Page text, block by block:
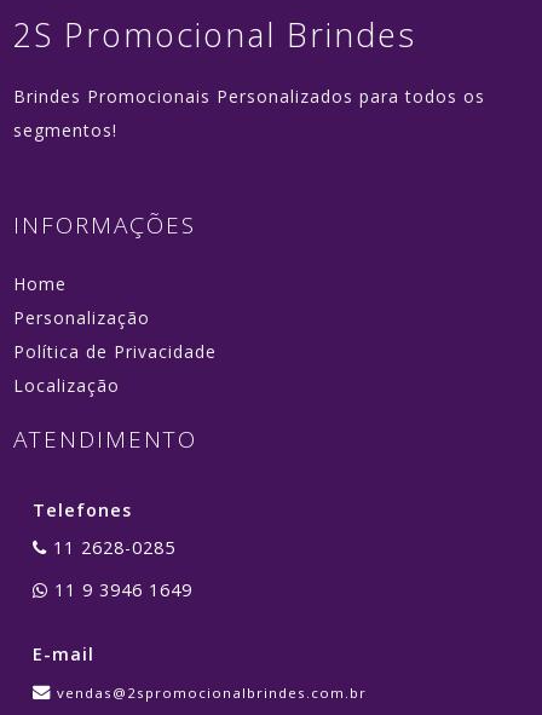
2S Promocional Brindes
Brindes Promocionais Personalizados para todos os
segmentos!
INFORMAÇÕES
Home
Personalização
Política de Privacidade
Localização
ATENDIMENTO
Telefones
11 2628-0285
11 9 3946 1649
E-mail
vendas@2spromocionalbrindes.com.br